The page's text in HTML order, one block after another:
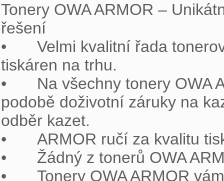
Tonery OWA ARMOR –
řešení
•	Velmi kvalitní řada tonerových kazet OWA ARMOR do téměř všech
tiskáren na trhu.
•	Na všechny tonery OWA ARMOR je poskytován bezkonkurenční servis v
podobě doživotní záruky na
odběr kazet.
•	ARMOR ručí za kvalitu tisku.
•	Žádný z tonerů OWA ARMOR neporušuje patentové právo.
•	Tonery OWA ARMOR vám umožňují splnit požadavky společenské